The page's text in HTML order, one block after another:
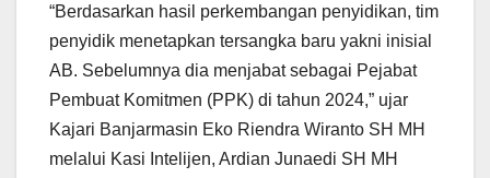
“Berdasarkan hasil perkembangan penyidikan, tim
penyidik menetapkan tersangka baru yakni inisial
AB. Sebelumnya dia menjabat sebagai Pejabat
Pembuat Komitmen (PPK) di tahun 2024,” ujar
Kajari Banjarmasin Eko Riendra Wiranto SH MH
melalui Kasi Intelijen, Ardian Junaedi SH MH